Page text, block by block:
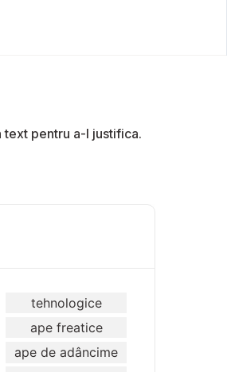
pentru a-l justifica.